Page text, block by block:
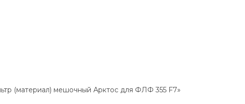
(материал) мешочный Арктос для ФЛФ 355 F7»